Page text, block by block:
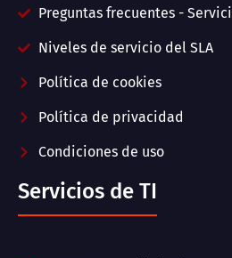
Preguntas frecuentes -
Niveles de servicio del SLA
Política de cookies
Política de privacidad
Condiciones de uso
Servicios de TI